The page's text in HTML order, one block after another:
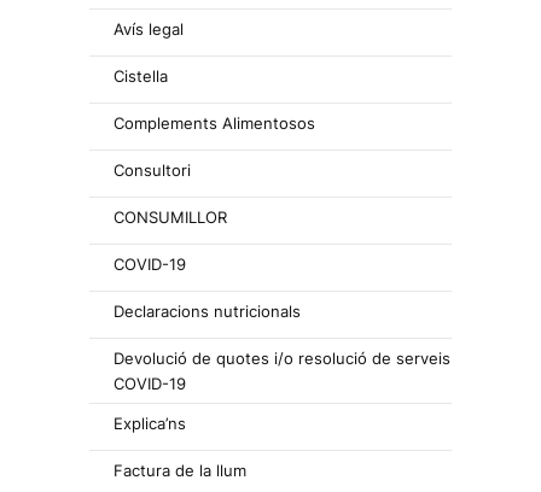
Avís legal
Cistella
Complements Alimentosos
Consultori
CONSUMILLOR
COVID-19
Declaracions nutricionals
Devolució de quotes i/o resolució de serveis
COVID-19
Explica’ns
Factura de la llum